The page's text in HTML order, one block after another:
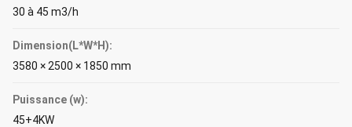
30 à 45 m3/h
Dimension(L*W*H):
3580 × 2500 × 1850 mm
Puissance (w):
45+4KW